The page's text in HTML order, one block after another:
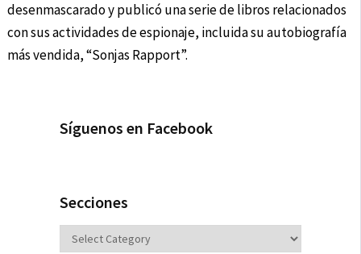
desenmascarado y publicó una serie de libros relacionados
con sus actividades de espionaje, incluida su autobiografía
más vendida, “Sonjas Rapport”.
Síguenos en Facebook
Secciones
Secciones